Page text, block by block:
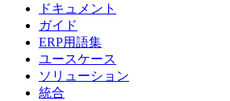
ドキュメント
ガイド
ERP用語集
ユースケース
ソリューション
統合